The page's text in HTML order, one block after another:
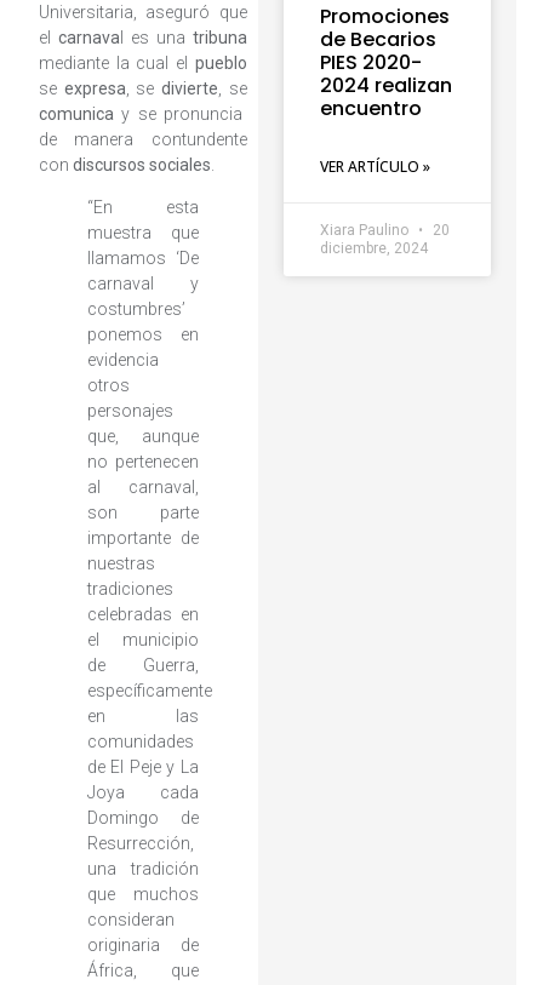
Universitaria, aseguró que
el carnava l es una tribuna
mediante la cual el pueblo
seexpresa , se divierte , se
comunica y se pronuncia
de manera contundente
con discursos sociales
“En esta
muestra que
llamamos ‘De
carnaval y
costumbres’
ponemos en
evidencia
otros
personajes
que, aunque
no pertenecen
al carnaval,
son parte
importante de
nuestras
tradiciones
celebradas en
el municipio
de Guerra,
específicamente
en las
comunidades
de El Peje y La
Joya cada
Domingo de
Resurrección,
una tradición
que muchos
consideran
originaria de
África, que
Promociones
de Becarios
PIES 2020-
2024 realizan
encuentro
VER ARTÍCULO »
Xiara Paulino
20
diciembre, 2024